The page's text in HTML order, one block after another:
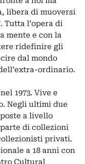
libera di muoversi
Tutta l’opera di
mente e con la
ridefinire gli
dal mondo
ordinario.
1973. Vive e
Negli ultimi due
a livello
di collezioni
privati.
a 18 anni con
Cultural